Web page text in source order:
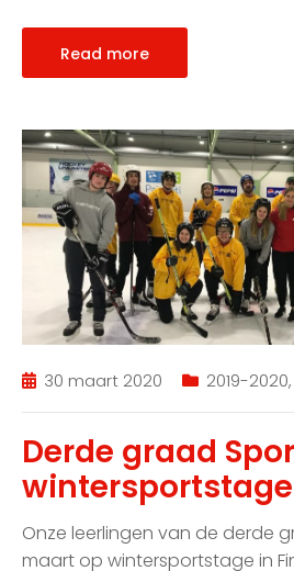
Read more
30 maart 2020 2019-2020,
Derde graad
Onze leerlingen van de derde
maart op wintersportstage in